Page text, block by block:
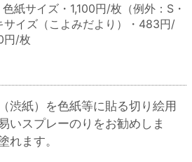
紙サイズ・1,100円/枚（例外：S・
イズ（こよみだより）・483円/
円/枚
渋紙）を色紙等に貼る切り絵用
いスプレーのりをお勧めしま
れます。